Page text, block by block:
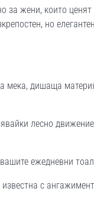
за жени, които
но
мека, дишаща
лесно
ежедневни
известна с